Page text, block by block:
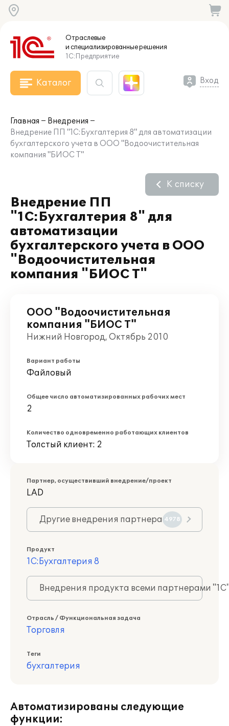
Отраслевые
и специализированныерешения
1С:Предприятие
Каталог Вход
Главная
Внедрения
Внедрение ПП "1С:Бухгалтерия 8" для автоматизации
бухгалтерского учета в ООО "Водоочистительная
компания "БИОС Т"
Внедрение ПП
"1С:Бухгалтерия 8" для
автоматизации
бухгалтерского учета в ООО
"Водоочистительная
компания "БИОС Т"
К списку
ООО "Водоочистительная
компания "БИОС Т"
Нижний Новгород, Октябрь 2010
Вариант работы
Файловый
Общее число автоматизированных рабочих мест
2
Количество одновременно работающих клиентов
Толстый клиент: 2
Партнер, осуществивший внедрение/проект
LAD
Другие внедрения партнера 4978
Продукт
1С:Бухгалтерия 8
Внедрения продукта всеми партнерами
Отрасль / Функциональная задача
Торговля
Теги
бухгалтерия
Автоматизированы следующие
функции: